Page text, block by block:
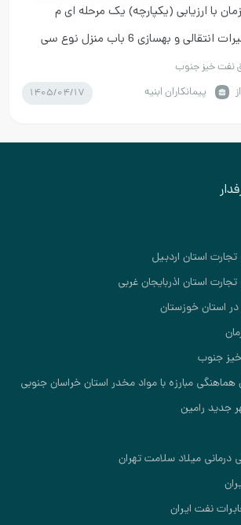
با ارزیابی (یکپارچه) یک مرحله ای م
م/04/0409 ت1 تعمیرات انتقالی و بهسازی 6 باب منزل نوع سی
نفت خیز جنوب
پیمانکاران ابنیه 1405/04/17
استان اردبیل
استان اذربایجان غربی
استان خوزستان
جنوب
مبارزه با مواد مخدر استان خراسان جنوبی
جدید رامین
میلاد سلامت تهران
نفت ایران